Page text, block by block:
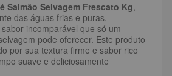
Salmão Selvagem Frescato Kg,
das águas frias e puras,
incomparável que só um
pode oferecer. Este produto
por sua textura firme e sabor rico
suave e deliciosamente